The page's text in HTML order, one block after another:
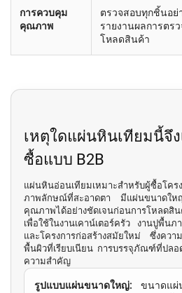
การควบคุม
คุณภาพ
ตรวจสอบทุกชิ้นอย่
รายงานผลการตร
โหลดสินค้า
เหตุใดแผ่นหินเทียมนี้จึ
ซื้อแบบ B2B
แผ่นหินอ่อนเทียมเหมาะสำหรับผู้ซื้อโคร
ภาพลักษณ์ที่สะอาดตา มีแผ่นขนาดให
คุณภาพได้อย่างชัดเจนก่อนการโหลด
เพื่อใช้ในงานเคาน์เตอร์ครัว งานปูพื้น
และโครงการก่อสร้างสมัยใหม่ ซึ่งคว
พื้นผิวที่เรียบเนียน การบรรจุภัณฑ์ที่ปลอ
ความสำคัญ
รูปแบบแผ่นขนาดใหญ่: ขนาดแผ่